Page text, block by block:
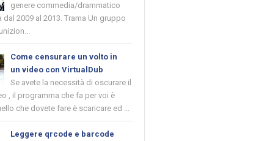
genere commedia/drammatico
dal 2009 al 2013. Trama Un gruppo
Come censurare un volto in
un video con VirtualDub
Se avete la necessità di oscurare il
, il programma che fa per voi è
che dovete fare è scaricare ed ...
Leggere qrcode e barcode